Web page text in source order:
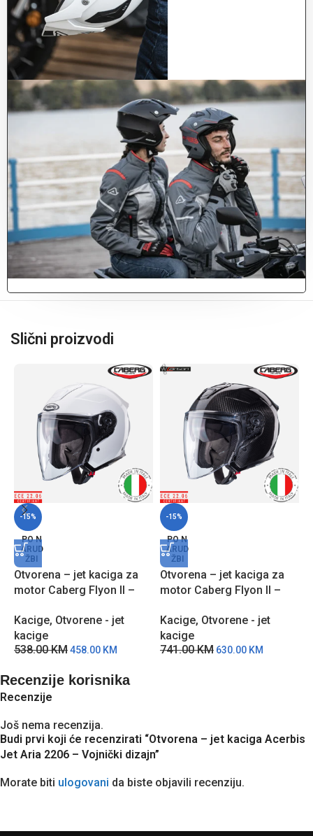
Slični proizvodi
-15%
PO N
ARUD
ŽBI
Otvorena – jet kaciga za
motor Caberg Flyon II –
Kacige, Otvorene - jet
kacige
538.00KM458.00 KM
-15%
PO N
ARUD
ŽBI
Otvorena – jet kaciga za
motor Caberg Flyon II –
Kacige, Otvorene - jet
kacige
741.00KM 630.00 KM
Recenzije korisnika
Recenzije
Još nema recenzija.
Budi prvi koji će recenzirati “Otvorena – jet kaciga Acerbis
Jet Aria 2206 – Vojnički dizajn”
Morate biti ulogovani da biste objavili recenziju.